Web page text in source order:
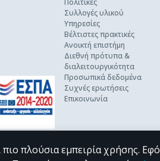
Πολιτικές
Συλλογές υλικού
Υπηρεσίες
Βέλτιστες πρακτικές
Ανοικτή επιστήμη
Διεθνή πρότυπα &
διαλειτουργικότητα
Προσωπικά δεδομένα
Συχνές ερωτήσεις
Επικοινωνία
πλούσια εμπειρία χρήσης.